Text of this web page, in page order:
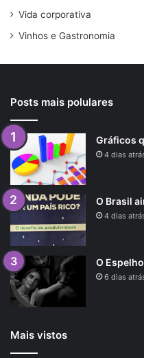
Vida corporativa
Vinhos e Gastronomia
Posts mais polulares
Gráficos
4 dias
O Brasil
4 dias
O Espelho
6 dias
Mais vistos